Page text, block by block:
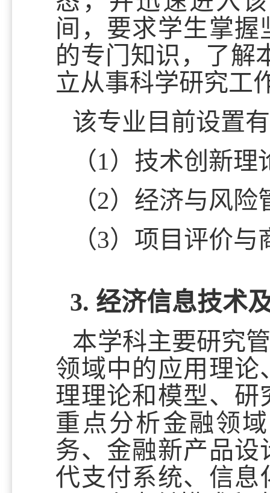
间，要求学生掌
的专门知识，了解
立从事科学研究工
该专业目前设置
（1） 技术创新理
（2） 经济与风险
（3） 项目评价与
3. 经济信息技术
本学科主要研究
领域中的应用理论
理理论和模型、研
重点分析金融领
务、金融新产品
代支付系统、信息